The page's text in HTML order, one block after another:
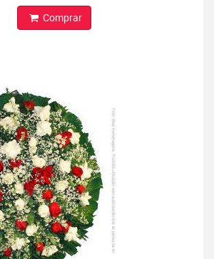
Comprar